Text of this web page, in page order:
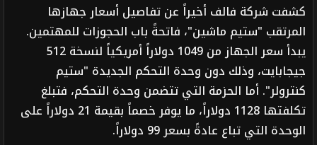
كشفت شركة فالف أخيراً عن تفاصيل أسعار جهازها
المرتقب "ستيم ماشين"، فاتحةً باب الحجوزات للمهتمين.
يبدأ سعر الجهاز من 1049 دولاراً أمريكياً لنسخة 512
جيجابايت، وذلك دون وحدة التحكم الجديدة "ستيم
كنترولر". أما الحزمة التي تتضمن وحدة التحكم، فتبلغ
تكلفتها 1128 دولاراً، ما يوفر خصماً بقيمة 21 دولاراً على
الوحدة التي تباع عادةً بسعر 99 دولاراً.